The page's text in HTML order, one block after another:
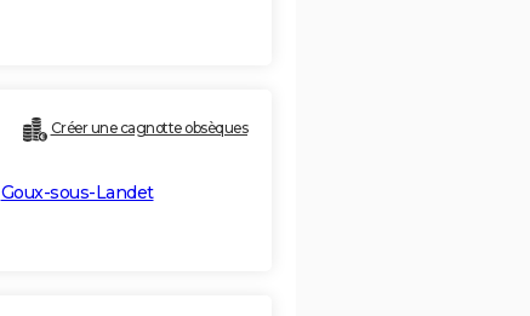
Créer une cagnotte obsèques
Goux-sous-Landet